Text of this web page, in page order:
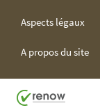
Aspects légaux
A propos du site